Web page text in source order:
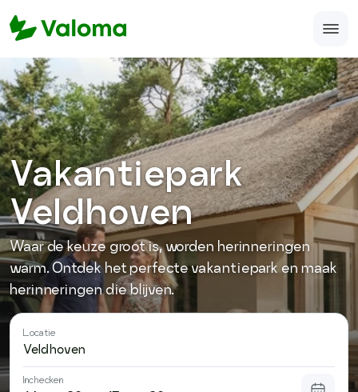
Home
Veelgestelde vragen
Over ons
Accomodatie aanmelden
support@valoma.com
050-123-987-12
Contact
Vakantiepark
Veldhoven
Waar de keuze groot is, worden herinneringen
warm. Ontdek het perfecte vakantiepark en maak
herinneringen die blijven.
Locatie
Inchecken